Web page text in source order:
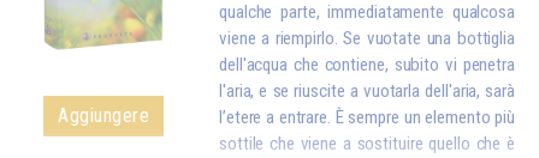
Aggiungere
qualche parte, immediatamente qualcosa
viene a riempirlo. Se vuotate una bottiglia
dell'acqua che contiene, subito vi penetra
l'aria, e se riuscite a vuotarla dell'aria, sarà
l’etere a entrare. È sempre un elemento più
sottile che viene a sostituire quello che è